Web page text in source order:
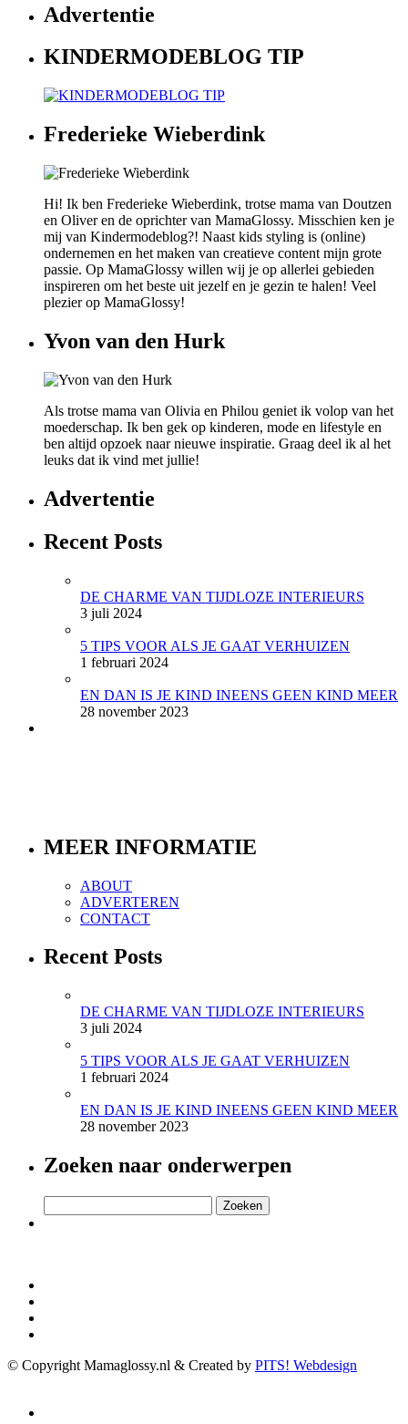
Advertentie
KINDERMODEBLOG TIP
Frederieke Wieberdink
Hi! Ik ben Frederieke Wieberdink, trotse mama van Doutzen
en Oliver en de oprichter van MamaGlossy. Misschien ken je
mij van Kindermodeblog?! Naast kids styling is (online)
ondernemen en het maken van creatieve content mijn grote
passie. Op MamaGlossy willen wij je op allerlei gebieden
inspireren om het beste uit jezelf en je gezin te halen! Veel
plezier op MamaGlossy!
Yvon van den Hurk
Als trotse mama van Olivia en Philou geniet ik volop van het
moederschap. Ik ben gek op kinderen, mode en lifestyle en
ben altijd opzoek naar nieuwe inspiratie. Graag deel ik al het
leuks dat ik vind met jullie!
Advertentie
Recent Posts
DE CHARME VAN TIJDLOZE INTERIEURS
3 juli 2024
5 TIPS VOOR ALS JE GAAT VERHUIZEN
1 februari 2024
EN DAN IS JE KIND INEENS GEEN KIND MEER
28 november 2023
MEER INFORMATIE
ABOUT
ADVERTEREN
CONTACT
Recent Posts
DE CHARME VAN TIJDLOZE INTERIEURS
3 juli 2024
5 TIPS VOOR ALS JE GAAT VERHUIZEN
1 februari 2024
EN DAN IS JE KIND INEENS GEEN KIND MEER
28 november 2023
Zoeken naar onderwerpen
naar:
© Copyright Mamaglossy.nl & Created by PITS! Webdesign